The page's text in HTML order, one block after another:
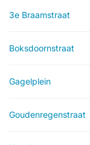
3e Braamstraat
Boksdoornstraat
Gagelplein
Goudenregenstraat